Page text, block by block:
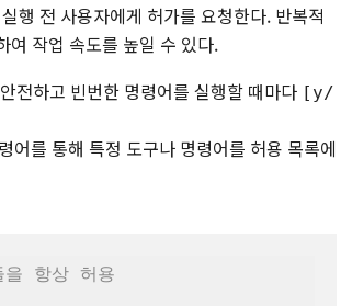
행 전 사용자에게 허가를 요청한다. 반복적
여 작업 속도를 높일 수 있다.
전하고 빈번한 명령어를 실행할 때마다 [y/
어를 통해 특정 도구나 명령어를 허용 목록에
항상 허용